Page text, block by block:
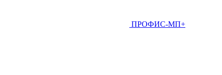
ПРОФИС-МП+